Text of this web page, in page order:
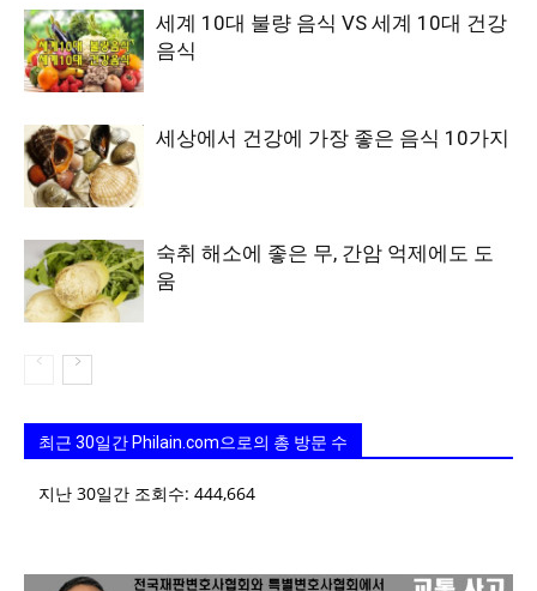
세계 10대 불량 음식 VS 세계 10대 건강
음식
세상에서 건강에 가장 좋은 음식 10가지
숙취 해소에 좋은 무, 간암 억제에도 도
움
최근 30일간 Philain.com으로의 총 방문 수
지난 30일간 조회수: 444,664